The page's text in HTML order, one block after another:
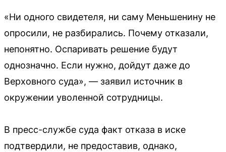
«Ни одного свидетеля, ни саму Меньшенину не
опросили, не разбирались. Почему отказали,
непонятно. Оспаривать решение будут
однозначно. Если нужно, дойдут даже до
Верховного суда», — заявил источник в
окружении уволенной сотрудницы.
В пресс-службе суда факт отказа в иске
подтвердили, не предоставив, однако,